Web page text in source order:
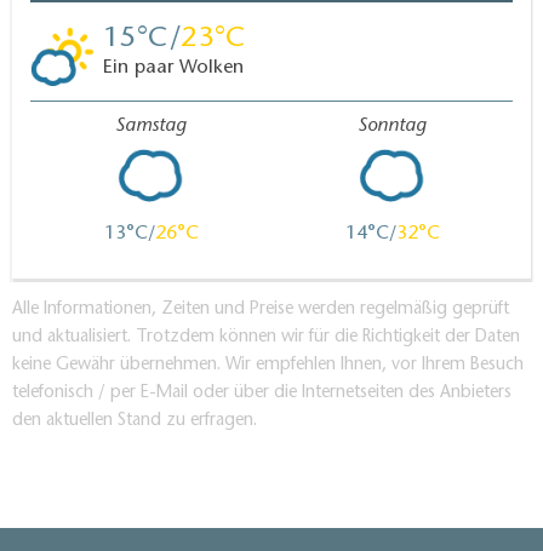
15 23
Ein paar Wolken
Samstag
13 26
Sonntag
14 32
Alle Informationen, Zeiten und Preise werden regelmäßig geprüft
und aktualisiert. Trotzdem können wir für die Richtigkeit der Daten
keine Gewähr übernehmen. Wir empfehlen Ihnen, vor Ihrem Besuch
telefonisch / per E-Mail oder über die Internetseiten des Anbieters
den aktuellen Stand zu erfragen.